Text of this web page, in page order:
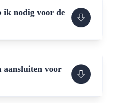
ik nodig voor de
voor